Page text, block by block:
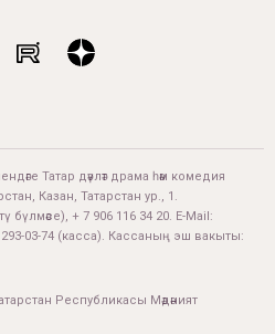
Татар дәүләт драма һәм комедия
Казан, Татарстан ур., 1.
бүлмәсе), + 7 906 116 34 20. E-Mail:
03-74 (касса). Кассаның эш вакыты:
Республикасы Мәдәният